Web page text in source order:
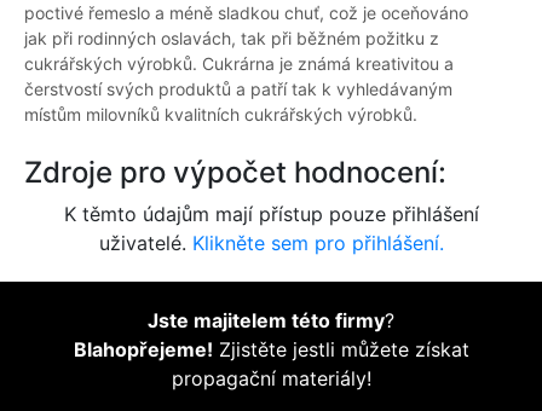
poctivé řemeslo a méně sladkou chuť, což je oceňováno
jak při rodinných oslavách, tak při běžném požitku z
cukrářských výrobků. Cukrárna je známá kreativitou a
čerstvostí svých produktů a patří tak k vyhledávaným
místům milovníků kvalitních cukrářských výrobků.
Zdroje pro výpočet hodnocení:
K těmto údajům mají přístup pouze přihlášení
uživatelé. Klikněte sem pro přihlášení.
Jste majitelem této firmy?
Blahopřejeme! Zjistěte jestli můžete získat
propagační materiály!